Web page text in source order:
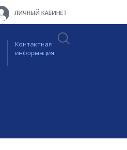
ЛИЧНЫЙ КАБИНЕТ
Контактная
информация